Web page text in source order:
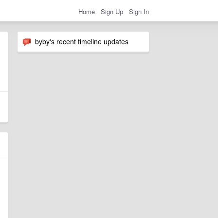
Home Sign Up Sign In
byby's recent timeline updates